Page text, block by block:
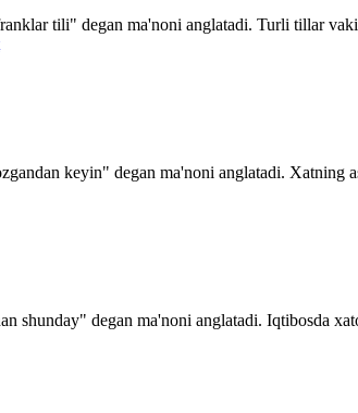
tili" degan ma'noni anglatadi. Turli tillar
keyin" degan ma'noni anglatadi. Xatning
shunday" degan ma'noni anglatadi. Iqtibosda